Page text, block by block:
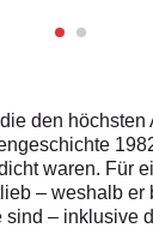
den
waren. Für
– weshalb
–